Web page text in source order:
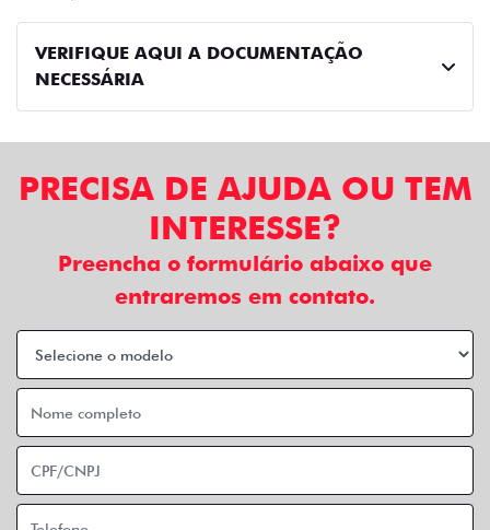
VERIFIQUE AQUI A DOCUMENTAÇÃO
NECESSÁRIA
PRECISA DE AJUDA OU TEM
INTERESSE?
Preencha o formulário abaixo que
entraremos em contato.